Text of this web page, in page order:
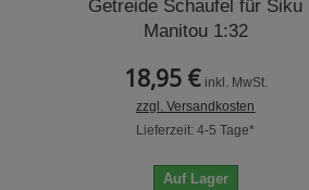
Getreide Schaufel für Siku
Manitou 1:32
18,95 € inkl. MwSt.
zzgl. Versandkosten
Lieferzeit: 4-5 Tage*
Auf Lager